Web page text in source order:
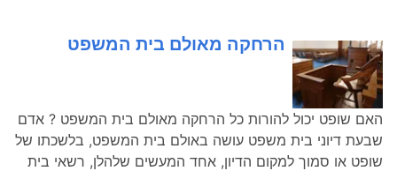
הרחקה מאולם בית המשפט
האם שופט יכול להורות כל הרחקה מאולם בית המשפט ? אדם
שבעת דיוני בית משפט עושה באולם בית המשפט, בלשכתו של
שופט או סמוך למקום הדיון, אחד המעשים שלהלן, רשאי בית